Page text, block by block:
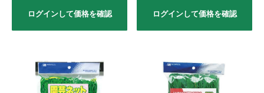
ログインして価格を確認 ログインして価格を確認